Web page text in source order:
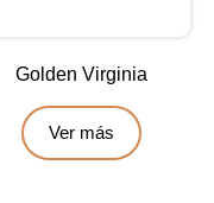
Golden Virginia
Ver más